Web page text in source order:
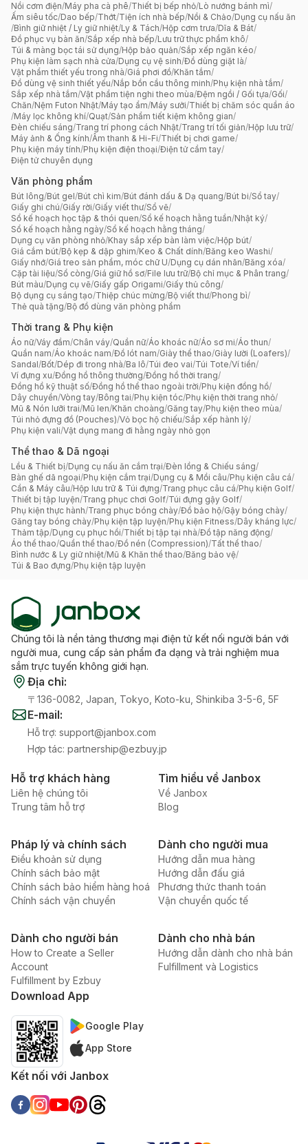
Nồi cơm điện/Máy pha cà phê/Thiết bị bếp nhỏ/Lò nướng bánh mì/
Ấm siêu tốc/Dao bếp/Thớt/Tiện ích nhà bếp/Nồi & Chảo/Dụng cụ nấu ăn
/Bình giữ nhiệt / Ly giữ nhiệt/Ly & Tách/Hộp cơm trưa/Dĩa & Bát/
Đồ phục vụ bàn ăn/Sắp xếp nhà bếp/Lưu trữ thực phẩm khô/
Túi & màng bọc tái sử dụng/Hộp bảo quản/Sắp xếp ngăn kéo/
Phụ kiện làm sạch nhà cửa/Dụng cụ vệ sinh/Đồ dùng giặt là/
Vật phẩm thiết yếu trong nhà/Giá phơi đồ/Khăn tắm/
Đồ dùng vệ sinh thiết yếu/Nắp bồn cầu thông minh/Phụ kiện nhà tắm/
Sắp xếp nhà tắm/Vật phẩm tiện nghi theo mùa/Đệm ngồi / Gối tựa/Gối/
Chăn/Nệm Futon Nhật/Máy tạo ẩm/Máy sưởi/Thiết bị chăm sóc quần áo
/Máy lọc không khí/Quạt/Sản phẩm tiết kiệm không gian/
Đèn chiếu sáng/Trang trí phong cách Nhật/Trang trí tối giản/Hộp lưu trữ/
Máy ảnh & Ống kính/Âm thanh & Hi-Fi/Thiết bị chơi game/
Phụ kiện máy tính/Phụ kiện điện thoại/Điện tử cầm tay/
Điện tử chuyên dụng
Văn phòng phẩm
Bút lông/Bút gel/Bút chì kim/Bút đánh dấu & Dạ quang/Bút bi/Sổ tay/
Giấy ghi chú/Giấy rời/Giấy viết thư/Sổ vẽ/
Sổ kế hoạch học tập & thói quen/Sổ kế hoạch hằng tuần/Nhật ký/
Sổ kế hoạch hằng ngày/Sổ kế hoạch hằng tháng/
Dụng cụ văn phòng nhỏ/Khay sắp xếp bàn làm việc/Hộp bút/
Giá cắm bút/Bộ kẹp & dập ghim/Keo & Chất dính/Băng keo Washi/
Giấy nhớ/Giá treo sản phẩm, móc chữ U/Dụng cụ dán nhãn/Băng xóa/
Cặp tài liệu/Sổ còng/Giá giữ hồ sơ/File lưu trữ/Bộ chỉ mục & Phân trang/
Bút màu/Dụng cụ vẽ/Giấy gấp Origami/Giấy thủ công/
Bộ dụng cụ sáng tạo/Thiệp chúc mừng/Bộ viết thư/Phong bì/
Thẻ quà tặng/Bộ đồ dùng văn phòng phẩm
Thời trang & Phụ kiện
Áo nữ/Váy đầm/Chân váy/Quần nữ/Áo khoác nữ/Áo sơ mi/Áo thun/
Quần nam/Áo khoác nam/Đồ lót nam/Giày thể thao/Giày lười (Loafers)/
Sandal/Bốt/Dép đi trong nhà/Ba lô/Túi đeo vai/Túi Tote/Ví tiền/
Ví đựng xu/Đồng hồ thông thường/Đồng hồ thời trang/
Đồng hồ kỹ thuật số/Đồng hồ thể thao ngoài trời/Phụ kiện đồng hồ/
Dây chuyền/Vòng tay/Bông tai/Phụ kiện tóc/Phụ kiện thời trang nhỏ/
Mũ & Nón lưỡi trai/Mũ len/Khăn choàng/Găng tay/Phụ kiện theo mùa/
Túi nhỏ đựng đồ (Pouches)/Vỏ bọc hộ chiếu/Sắp xếp hành lý/
Phụ kiện vali/Vật dụng mang đi hằng ngày nhỏ gọn
Thể thao & Dã ngoại
Lều & Thiết bị/Dụng cụ nấu ăn cắm trại/Đèn lồng & Chiếu sáng/
Bàn ghế dã ngoại/Phụ kiện cắm trại/Dụng cụ & Mồi câu/Phụ kiện câu cá/
Cần & Máy câu/Hộp lưu trữ & Túi đựng/Trang phục câu cá/Phụ kiện Golf/
Thiết bị tập luyện/Trang phục chơi Golf/Túi đựng gậy Golf/
Phụ kiện thực hành/Trang phục bóng chày/Đồ bảo hộ/Gậy bóng chày/
Găng tay bóng chày/Phụ kiện tập luyện/Phụ kiện Fitness/Dây kháng lực/
Thảm tập/Dụng cụ phục hồi/Thiết bị tập tại nhà/Đồ tập năng động/
Áo thể thao/Quần thể thao/Đồ nén (Compression)/Tất thể thao/
Bình nước & Ly giữ nhiệt/Mũ & Khăn thể thao/Băng bảo vệ/
Túi & Bao đựng/Phụ kiện tập luyện
Chúng tôi là nền tảng thương mại điện tử kết nối người bán với
người mua, cung cấp sản phẩm đa dạng và trải nghiệm mua
sắm trực tuyến không giới hạn.
Địa chỉ:
〒136-0082, Japan, Tokyo, Koto-ku, Shinkiba 3-5-6, 5F
E-mail:
Hỗ trợ: support@janbox.com
Hợp tác: partnership@ezbuy.jp
Hỗ trợ khách hàng
Liên hệ chúng tôi
Trung tâm hỗ trợ
Tìm hiểu về Janbox
Về Janbox
Blog
Pháp lý và chính sách
Điều khoản sử dụng
Chính sách bảo mật
Chính sách bảo hiểm hàng hoá
Chính sách vận chuyển
Dành cho người mua
Hướng dẫn mua hàng
Hướng dẫn đấu giá
Phương thức thanh toán
Vận chuyển quốc tế
Dành cho người bán
How to Create a Seller
Account
Fulfillment by Ezbuy
Dành cho nhà bán
Hướng dẫn dành cho nhà bán
Fulfillment và Logistics
Download App
Google Play
App Store
Kết nối với Janbox